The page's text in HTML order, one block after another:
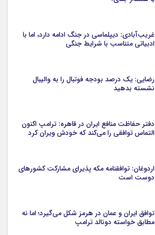
غریب‌آبادی: دیپلماسی در جنگ ادامه دارد، اما با
ادبیاتی متناسب با شرایط جنگی
رضایی: یک درصد بودجه فوتبال را به والیبال
نشسته بدهید
دفتر حفاظت منافع ایران در قاهره: ترامپ اکنون
التماس توافقی را می‌کند که خودش ویران کرد
اردوغان: توافقنامه مکه پذیرای مشارکت کشورهای
دوست است
توافق ایران و عمان در هرمز شکل می‌گیرد؛ اما نه
مطابق خواسته دونالد ترامپ